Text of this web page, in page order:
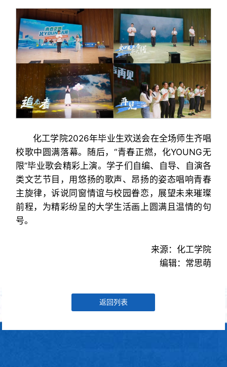
化工学院2026年毕业生欢送会在全场师生齐唱
校歌中圆满落幕。随后，“青春正燃，化YOUNG无
限”毕业歌会精彩上演。学子们自编、自导、自演各
类文艺节目，用悠扬的歌声、昂扬的姿态唱响青春
主旋律，诉说同窗情谊与校园眷恋，展望未来璀璨
前程，为精彩纷呈的大学生活画上圆满且温情的句
号。
来源：化工学院
编辑：常思萌
返回列表